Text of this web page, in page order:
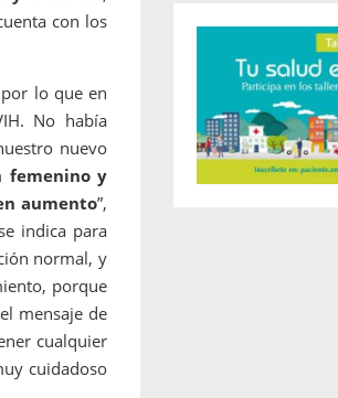
con los
lo que en
No había
nuevo
femenino y
aumento”,
indica para
normal, y
porque
mensaje de
cualquier
cuidadoso